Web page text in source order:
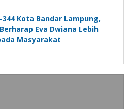
344 Kota Bandar Lampung,
Eva Dwiana Lebih
Masyarakat